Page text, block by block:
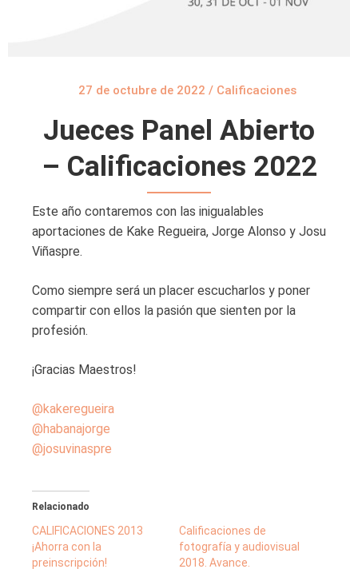
27 de octubre de 2022 / Calificaciones
Jueces Panel Abierto
– Calificaciones 2022
Este año contaremos con las inigualables
aportaciones de Kake Regueira, Jorge Alonso y Josu
Viñaspre.
Como siempre será un placer escucharlos y poner
compartir con ellos la pasión que sienten por la
profesión.
¡Gracias Maestros!
@kakeregueira
@habanajorge
@josuvinaspre
Relacionado
CALIFICACIONES 2013
¡Ahorra con la
preinscripción!
Calificaciones de
fotografía y audiovisual
2018. Avance.